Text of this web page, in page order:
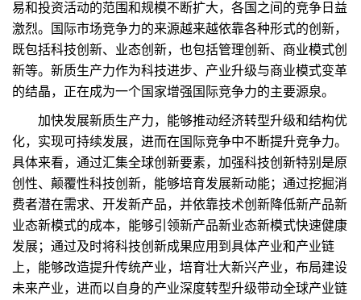
易和投资活动的范围和规模不断扩大，各国之间的竞争日益
激烈。国际市场竞争力的来源越来越依靠各种形式的创新，
既包括科技创新、业态创新，也包括管理创新、商业模式创
新等。新质生产力作为科技进步、产业升级与商业模式变革
的结晶，正在成为一个国家增强国际竞争力的主要源泉。
加快发展新质生产力，能够推动经济转型升级和结构优
化，实现可持续发展，进而在国际竞争中不断提升竞争力。
具体来看，通过汇集全球创新要素，加强科技创新特别是原
创性、颠覆性科技创新，能够培育发展新动能；通过挖掘消
费者潜在需求、开发新产品，并依靠技术创新降低新产品新
业态新模式的成本，能够引领新产品新业态新模式快速健康
发展；通过及时将科技创新成果应用到具体产业和产业链
上，能够改造提升传统产业，培育壮大新兴产业，布局建设
未来产业，进而以自身的产业深度转型升级带动全球产业链